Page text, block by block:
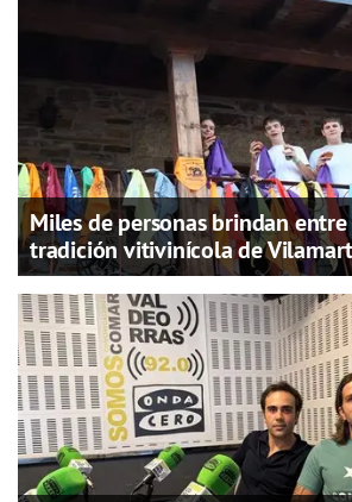
Miles de personas brindan
tradición vitivinícola de